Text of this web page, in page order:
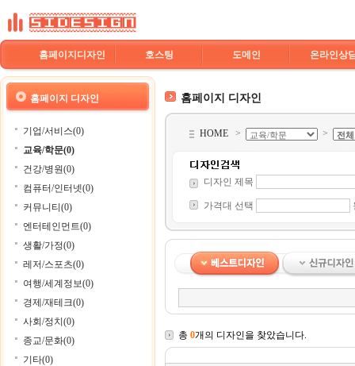
홈페이지디자인 호스팅 도메인 온라인상
홈페이지 디자인
기업/서비스(0)
교육/학문(0)
건강/병원(0)
컴퓨터/인터넷(0)
커뮤니티(0)
엔터테인먼트(0)
생활/가정(0)
레저/스포츠(0)
여행/세계정보(0)
경제/재테크(0)
사회/정치(0)
종교/문화(0)
기타(0)
홈페이지 디자인
HOME > >
디자인 제목
가격대 선택
총 0개의 디자인을 찾았습니다.